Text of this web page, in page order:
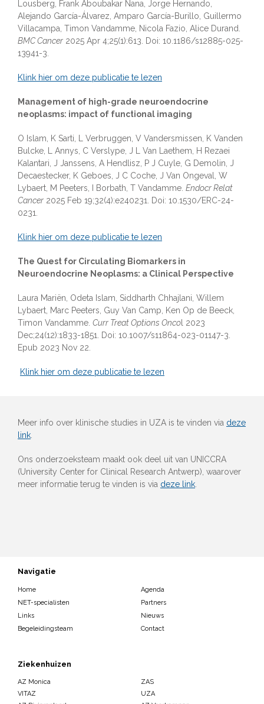
Lousberg, Frank Aboubakar Nana, Jorge Hernando,
Alejando García-Álvarez, Amparo García-Burillo, Guillermo
Villacampa, Timon Vandamme, Nicola Fazio, Alice Durand.
BMC Cancer 2025 Apr 4;25(1):613. Doi: 10.1186/s12885-025-
13941-3.
Klink hier om deze publicatie te lezen
Management of high-grade neuroendocrine
neoplasms: impact of functional imaging
O Islam, K Sarti, L Verbruggen, V Vandersmissen, K Vanden
Bulcke, L Annys, C Verslype, J L Van Laethem, H Rezaei
Kalantari, J Janssens, A Hendlisz, P J Cuyle, G Demolin, J
Decaestecker, K Geboes, J C Coche, J Van Ongeval, W
Lybaert, M Peeters, I Borbath, T Vandamme. Endocr Relat
Cancer 2025 Feb 19;32(4):e240231. Doi: 10.1530/ERC-24-
0231.
Klink hier om deze publicatie te lezen
The Quest for Circulating Biomarkers in
Neuroendocrine Neoplasms: a Clinical Perspective
Laura Mariën, Odeta Islam, Siddharth Chhajlani, Willem
Lybaert, Marc Peeters, Guy Van Camp, Ken Op de Beeck,
Timon Vandamme. Curr Treat Options Onco l 2023
Dec;24(12):1833-1851. Doi: 10.1007/s11864-023-01147-3.
Epub 2023 Nov 22.
Klink hier om deze publicatie te lezen
Meer info over klinische studies in UZA is te vinden via deze
link
Ons onderzoeksteam maakt ook deel uit van UNICCRA
(University Center for Clinical Research Antwerp), waarover
meer informatie terug te vinden is via deze link
Navigatie
Home
NET-specialisten
Links
Begeleidingsteam
Agenda
Partners
Nieuws
Contact
Ziekenhuizen
AZ Monica
VITAZ
ZAS
UZA